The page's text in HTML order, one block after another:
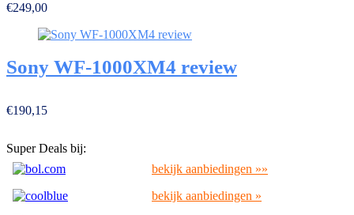
€249,00
Sony WF-1000XM4 review
€190,15
Super Deals bij:
bekijk aanbiedingen »»
bekijk aanbiedingen »